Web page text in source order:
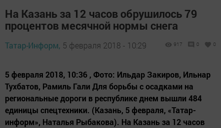
На Казань за 12 часов обрушилось 79
процентов месячной нормы снега
Татар-Информ, 5 февраля 2018 - 10:29 917 0 0
5 февраля 2018, 10:36 , Фото: Ильдар Закиров, Ильнар
Тухбатов, Рамиль Гали Для борьбы с осадками на
региональные дороги в республике днем вышли 484
единицы спецтехники. (Казань, 5 февраля, «Татар-
информ», Наталья Рыбакова). На Казань за 12 часов